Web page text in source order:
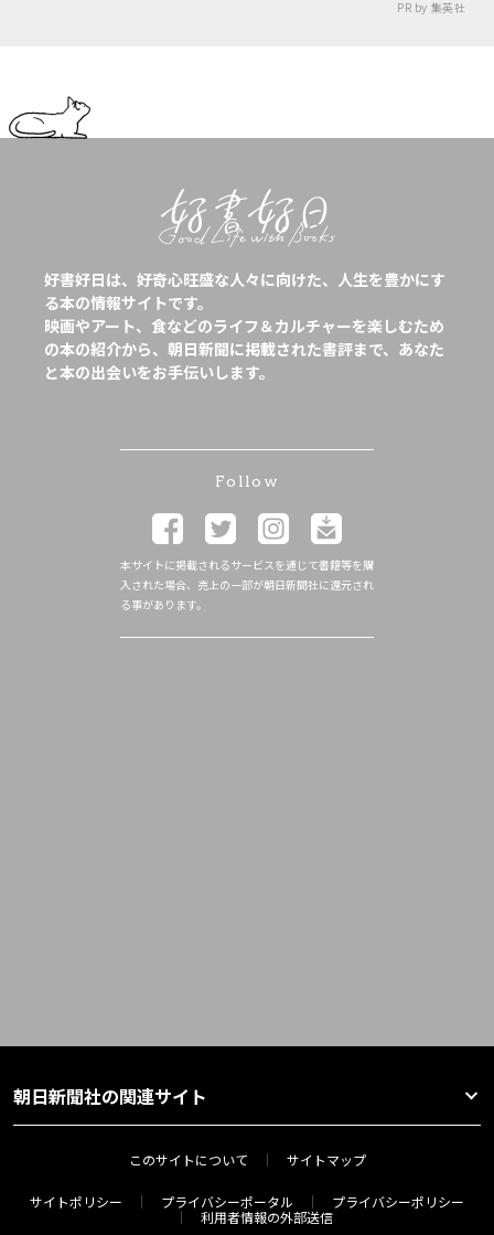
PR by 集英社
好書好日は、好奇心旺盛な人々に向けた、人生を豊かにす
る本の情報サイトです。
映画やアート、食などのライフ＆カルチャーを楽しむため
の本の紹介から、朝日新聞に掲載された書評まで、あなた
と本の出会いをお手伝いします。
Follow
本サイトに掲載されるサービスを通じて書籍等を購
入された場合、売上の一部が朝日新聞社に還元され
る事があります。
朝日新聞社の関連サイト
このサイトについて サイトマップ
サイトポリシー プライバシーポータル
プライバシーポリシー
利用者情報の外部送信